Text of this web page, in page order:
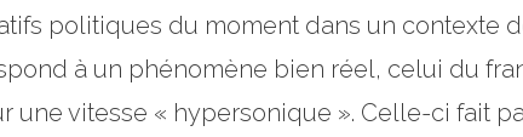
politiques du moment dans un contexte
à un phénomène bien réel, celui du
une vitesse « hypersonique ». Celle-ci fait